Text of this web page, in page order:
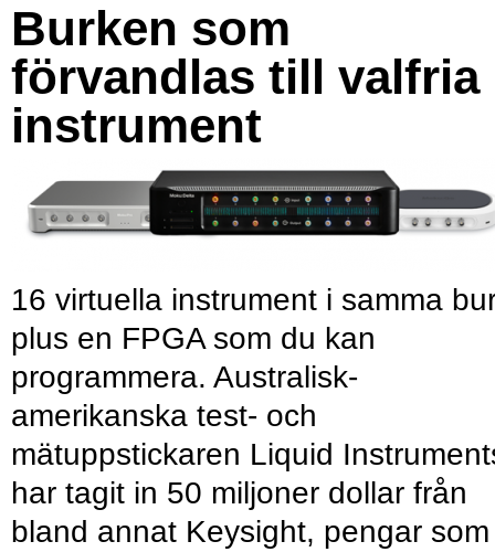
Burken som
förvandlas till valfria
instrument
16 virtuella instrument i samma
plus en FPGA som du kan
programmera. Australisk-
amerikanska test- och
mätuppstickaren Liquid
har tagit in 50 miljoner dollar från
bland annat Keysight, pengar som